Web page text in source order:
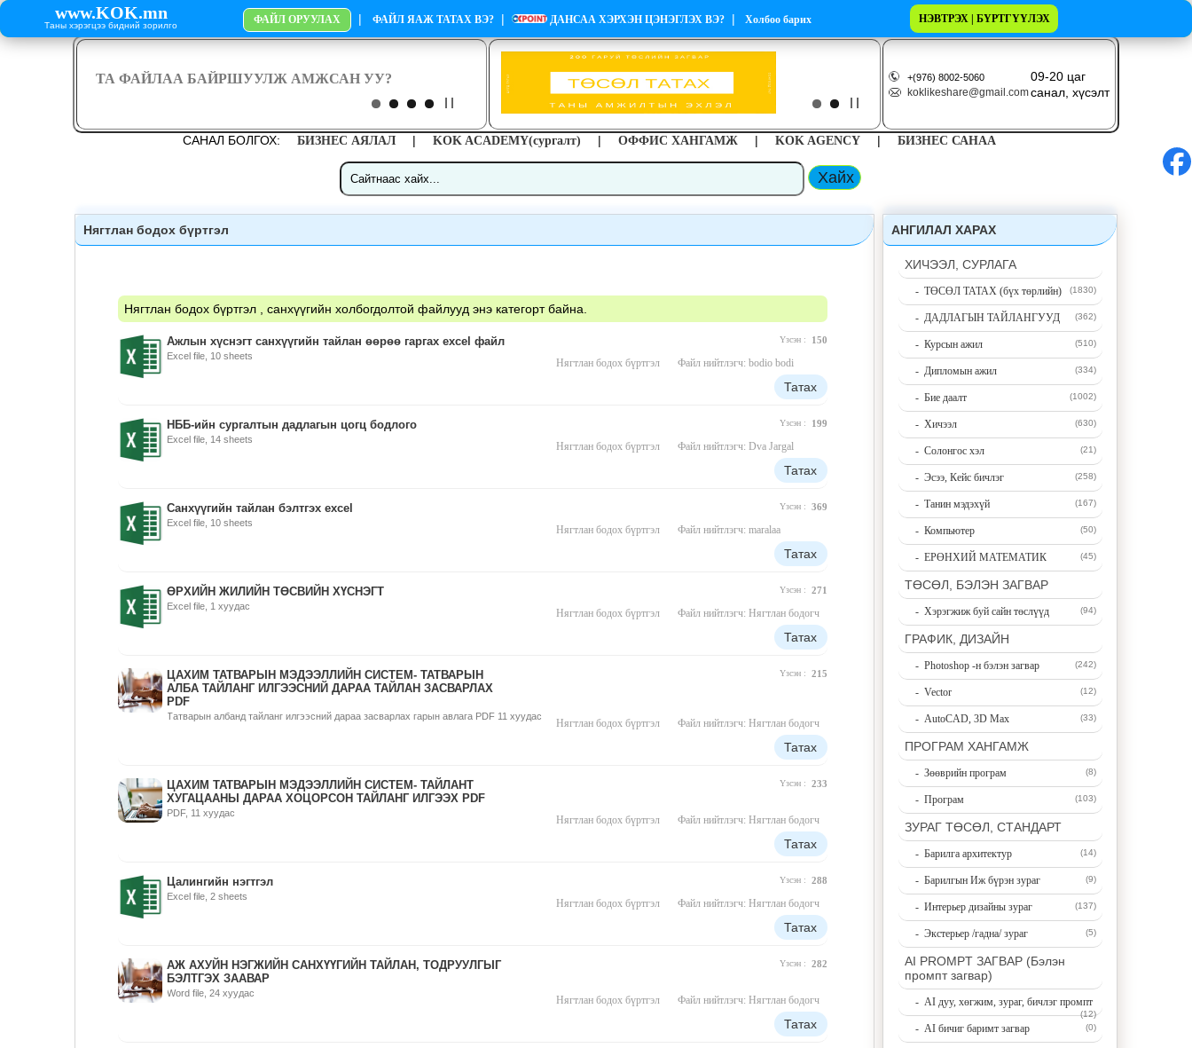
НЭВТРЭХ | БҮРТГҮҮЛЭХ
www.KOK.mn
Таны хэрэгцээ бидний зорилго ФАЙЛ ОРУУЛАХ | ФАЙЛ ЯАЖ ТАТАХ ВЭ?| ДАНСАА ХЭРХЭН ЦЭНЭГЛЭХ ВЭ?| Холбоо барих
+(976) 8002-5060 09-20 цаг
koklikeshare@gmail.comсанал, хүсэлт
САНАЛ БОЛГОХ: БИЗНЕС АЯЛАЛ | KOK ACADEMY(сургалт) | ОФФИС ХАНГАМЖ | KOK AGENCY | БИЗНЕС САНАА
Нягтлан бодох бүртгэл
Нягтлан бодох бүртгэл , санхүүгийн холбогдолтой файлууд энэ категорт байна.
Ажлын хүснэгт санхүүгийн тайлан өөрөө гаргах excel файл Үзсэн :
150
Excel file, 10 sheets
Нягтлан бодох бүртгэл Файл нийтлэгч: bodio bodi
Татах
НББ-ийн сургалтын дадлагын цогц бодлого Үзсэн :
199
Excel file, 14 sheets
Нягтлан бодох бүртгэл Файл нийтлэгч: Dva Jargal
Татах
Санхүүгийн тайлан бэлтгэх excel Үзсэн : 369
Excel file, 10 sheets
Нягтлан бодох бүртгэл Файл нийтлэгч: maralaa
Татах
ӨРХИЙН ЖИЛИЙН ТӨСВИЙН ХҮСНЭГТ Үзсэн : 271
Excel file, 1 хуудас
Нягтлан бодох бүртгэл Файл нийтлэгч: Нягтлан бодогч
Татах
ЦАХИМ ТАТВАРЫН МЭДЭЭЛЛИЙН СИСТЕМ- ТАТВАРЫН
АЛБА ТАЙЛАНГ ИЛГЭЭСНИЙ ДАРАА ТАЙЛАН ЗАСВАРЛАХ
PDF
Үзсэн : 215
Татварын албанд тайланг илгээсний дараа засварлах гарын авлага PDF 11 хуудас
Нягтлан бодох бүртгэл Файл нийтлэгч: Нягтлан бодогч
Татах
ЦАХИМ ТАТВАРЫН МЭДЭЭЛЛИЙН СИСТЕМ- ТАЙЛАНТ
ХУГАЦААНЫ ДАРАА ХОЦОРСОН ТАЙЛАНГ ИЛГЭЭХ PDF
Үзсэн : 233
PDF, 11 хуудас
Нягтлан бодох бүртгэл Файл нийтлэгч: Нягтлан бодогч
Татах
Цалингийн нэгтгэл Үзсэн : 288
Excel file, 2 sheets
Нягтлан бодох бүртгэл Файл нийтлэгч: Нягтлан бодогч
Татах
АЖ АХУЙН НЭГЖИЙН САНХҮҮГИЙН ТАЙЛАН, ТОДРУУЛГЫГ
БЭЛТГЭХ ЗААВАР
Үзсэн : 282
Word file, 24 хуудас
Нягтлан бодох бүртгэл Файл нийтлэгч: Нягтлан бодогч
Татах
АНГИЛАЛ ХАРАХ
ХИЧЭЭЛ, СУРЛАГА
- ТӨСӨЛ ТАТАХ (бүх төрлийн) (1830)
- ДАДЛАГЫН ТАЙЛАНГУУД (362)
- Курсын ажил (510)
- Дипломын ажил (334)
- Бие даалт (1002)
- Хичээл (630)
- Солонгос хэл (21)
- Эсээ, Кейс бичлэг (258)
- Танин мэдэхүй (167)
- Компьютер (50)
- ЕРӨНХИЙ МАТЕМАТИК (45)
ТӨСӨЛ, БЭЛЭН ЗАГВАР
- Хэрэгжиж буй сайн төслүүд (94)
ГРАФИК, ДИЗАЙН
- Photoshop -н бэлэн загвар (242)
- Vector (12)
- AutoCAD, 3D Max (33)
ПРОГРАМ ХАНГАМЖ
- Зөөврийн програм (8)
- Програм (103)
ЗУРАГ ТӨСӨЛ, СТАНДАРТ
- Барилга архитектур (14)
- Барилгын Иж бүрэн зураг (9)
- Интерьер дизайны зураг (137)
- Экстерьер /гадна/ зураг (5)
AI PROMPT ЗАГВАР (Бэлэн
промпт загвар)
- AI дуу, хөгжим, зураг, бичлэг промпт
(12)
- AI бичиг баримт загвар (0)